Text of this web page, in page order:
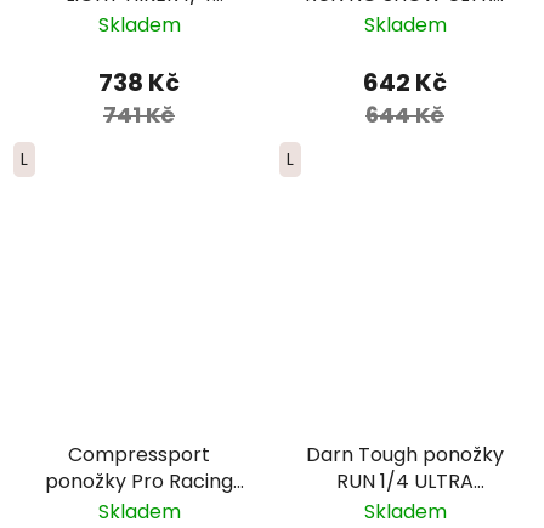
Lightweight Merino -
růžová/hnědá
Skladem
738 Kč
741 Kč
L
Lightweight Merino -
Skladem
642 Kč
644 Kč
L
Compressport
ponožky Pro Racing
Run nízké - černá/
Skladem
Darn Tough ponožky
RUN 1/4 ULTRA
Lightweight s
Skladem